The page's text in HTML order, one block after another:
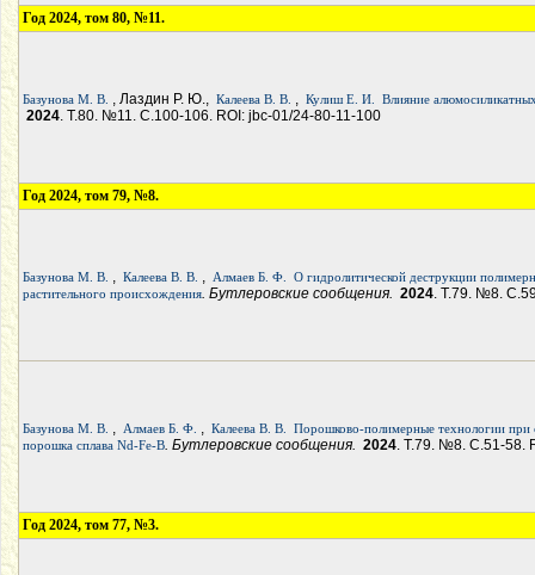
Год 2024, том 80, №11.
Базунова М. В. , Лаздин Р. Ю., Калеева В. В. , Кулиш Е. И. Влияние
2024. Т.80. №11. С.100-106. ROI: jbc-01/24-80-11-100
Год 2024, том 79, №8.
Базунова М. В. , Калеева В. В. , Алмаев Б. Ф.
О гидролитической деструкции
растительного происхождения. Бутлеровские сообщения. 2024. Т.79. №8.
Базунова М. В. , Алмаев Б. Ф. , Калеева В. В.
Порошково-полимерные технологии при
порошка сплава Nd-Fe-B. Бутлеровские сообщения. 2024. Т.79. №8. С.51-58.
Год 2024, том 77, №3.